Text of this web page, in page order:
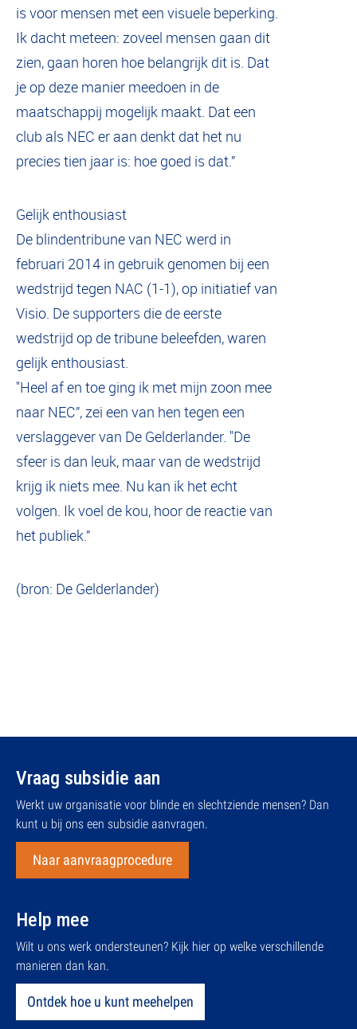
is voor mensen met een visuele beperking.
Ik dacht meteen: zoveel mensen gaan dit
zien, gaan horen hoe belangrijk dit is. Dat
je op deze manier meedoen in de
maatschappij mogelijk maakt. Dat een
club als NEC er aan denkt dat het nu
precies tien jaar is: hoe goed is dat.”
Gelijk enthousiast
De blindentribune van NEC werd in
februari 2014 in gebruik genomen bij een
wedstrijd tegen NAC (1-1), op initiatief van
Visio. De supporters die de eerste
wedstrijd op de tribune beleefden, waren
gelijk enthousiast.
"Heel af en toe ging ik met mijn zoon mee
naar NEC”, zei een van hen tegen een
verslaggever van De Gelderlander. "De
sfeer is dan leuk, maar van de wedstrijd
krijg ik niets mee. Nu kan ik het echt
volgen. Ik voel de kou, hoor de reactie van
het publiek.”
(bron: De Gelderlander)
Vraag subsidie aan
Werkt uw organisatie voor blinde en slechtziende mensen? Dan
kunt u bij ons een subsidie aanvragen.
Naar aanvraagprocedure
Help mee
Wilt u ons werk ondersteunen? Kijk hier op welke verschillende
manieren dan kan.
Ontdek hoe u kunt meehelpen